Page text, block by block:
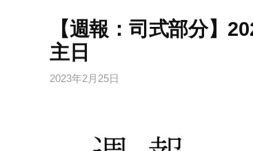
【週報：司式部分】
主日
2023年2月25日